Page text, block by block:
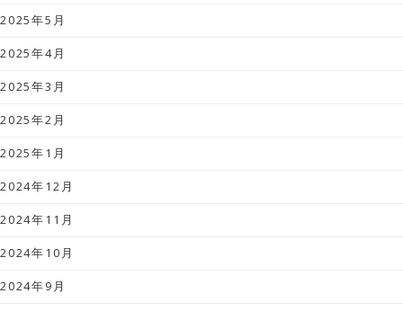
2025年5月
2025年4月
2025年3月
2025年2月
2025年1月
2024年12月
2024年11月
2024年10月
2024年9月